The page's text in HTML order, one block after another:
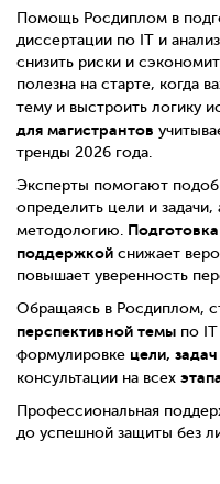
Помощь Росдиплом в
диссертации по IT и
снизить риски и
полезна на старте, когда
тему и выстроить логику
для магистрантов
тренды 2026 года.
Эксперты помогают
определить цели и задачи,
методологию.
поддержкой снижает
повышает уверенность
Обращаясь в Росдиплом,
перспективной темы по
формулировке цели,
консультации на всех
Профессиональная
до успешной защиты без